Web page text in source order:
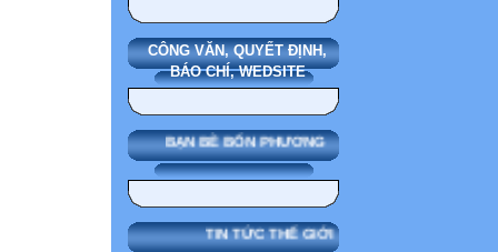
CÔNG VĂN, QUYẾT ĐỊNH,
BÁO CHÍ, WEDSITE
BẠN BÈ BỐN PHƯƠNG
TIN TỨC THẾ GIỚI